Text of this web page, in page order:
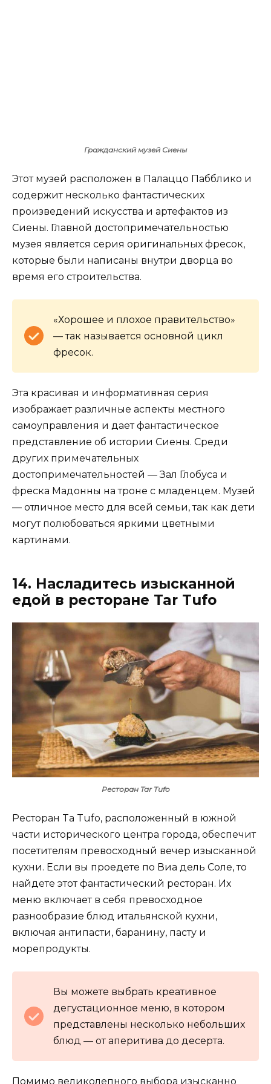
Гражданский музей Сиены
Этот музей расположен в Палаццо Пабблико и
содержит несколько фантастических
произведений искусства и артефактов из
Сиены. Главной достопримечательностью
музея является серия оригинальных фресок,
которые были написаны внутри дворца во
время его строительства.
«Хорошее и плохое правительство»
— так называется основной цикл
фресок.
Эта красивая и информативная серия
изображает различные аспекты местного
самоуправления и дает фантастическое
представление об истории Сиены. Среди
других примечательных
достопримечательностей — Зал Глобуса и
фреска Мадонны на троне с младенцем. Музей
— отличное место для всей семьи, так как дети
могут полюбоваться яркими цветными
картинами.
14. Насладитесь изысканной
едой в ресторане Tar Tufo
Ресторан Tar Tufo
Ресторан Ta Tufo, расположенный в южной
части исторического центра города, обеспечит
посетителям превосходный вечер изысканной
кухни. Если вы проедете по Виа дель Соле, то
найдете этот фантастический ресторан. Их
меню включает в себя превосходное
разнообразие блюд итальянской кухни,
включая антипасти, баранину, пасту и
морепродукты.
Вы можете выбрать креативное
дегустационное меню, в котором
представлены несколько небольших
блюд — от аперитива до десерта.
Помимо великолепного выбора изысканно